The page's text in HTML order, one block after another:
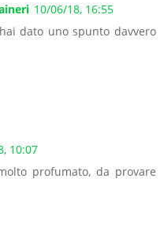
10/06/18, 16:55
dato uno spunto davvero
10:07
profumato, da provare